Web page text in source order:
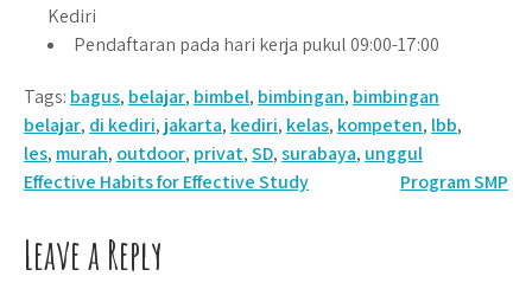
Kediri
Pendaftaran pada hari kerja pukul 09:00-17:00
Tags: bagus, belajar, bimbel, bimbingan, bimbingan
belajar, di kediri, jakarta, kediri, kelas, kompeten, lbb,
les, murah, outdoor, privat,SD,surabaya, unggul
Post
navigation
Effective Habits for Effective Study Program SMP
Leave a Reply